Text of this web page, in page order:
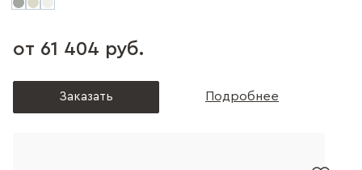
от 61 404 руб.
Заказать Подробнее